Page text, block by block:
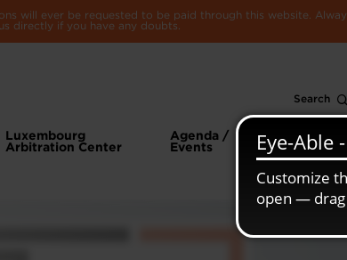
will ever be requested to be paid through this website.
directly if you have any doubts.
Search
Luxembourg
Arbitration Center
Agenda /
Events
information